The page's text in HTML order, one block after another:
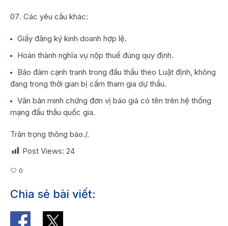
Các yêu cầu khác:
Giấy đăng ký kinh doanh hợp lệ.
Hoàn thành nghĩa vụ nộp thuế đúng quy định.
Bảo đảm cạnh tranh trong đấu thầu theo Luật định, không
đang trong thời gian bị cấm tham gia dự thầu.
Văn bản minh chứng đơn vị báo giá có tên trên hệ thống
mạng đấu thầu quốc gia.
Trân trọng thông báo./.
Post Views: 24
0
Chia sẻ bài viết: